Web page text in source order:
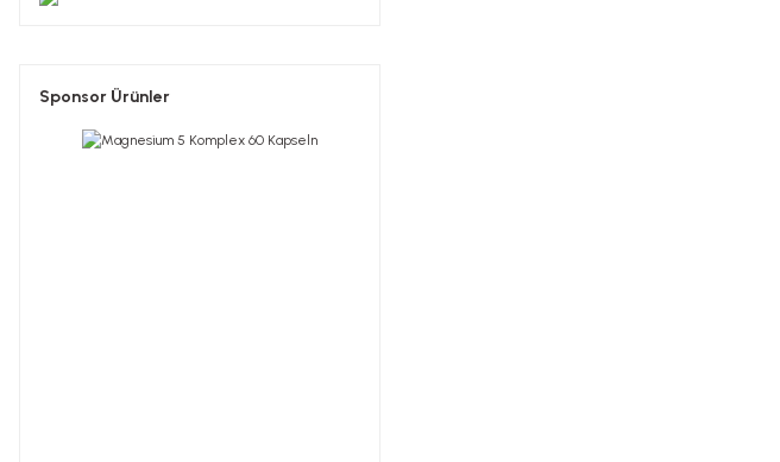
Sponsor Ürünler